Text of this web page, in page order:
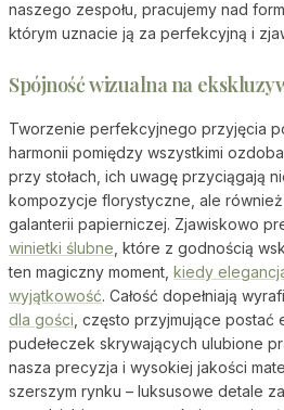
naszego zespołu, pracujemy nad
którym uznacie ją za perfekcyjną i
Spójność wizualna na
Tworzenie perfekcyjnego przyjęcia
harmonii pomiędzy wszystkimi
przy stołach, ich uwagę przyciągają
kompozycje florystyczne, ale
galanterii papierniczej. Zjawiskowo
winietki ślubne , które z godnością
ten magiczny moment, kiedy
wyjątkowość. Całość dopełniają
dla gości , często przyjmujące
pudełeczek skrywających ulubione
nasza precyzja i wysokiej jakości
szerszym rynku – luksusowe detale